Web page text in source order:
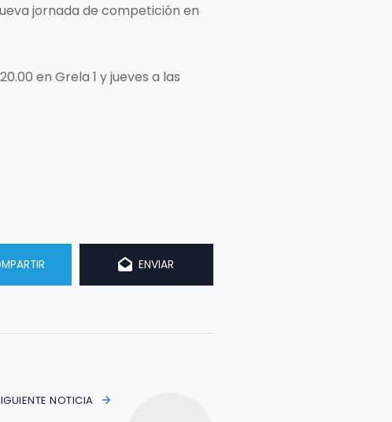
jornada de competición en
en Grela 1 y jueves a las
ENVIAR
NOTICIA